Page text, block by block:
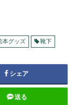
本グッズ 靴下
シェア
送る